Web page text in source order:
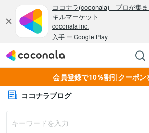
会員登録で10％割引クーポン
ココナラブログ